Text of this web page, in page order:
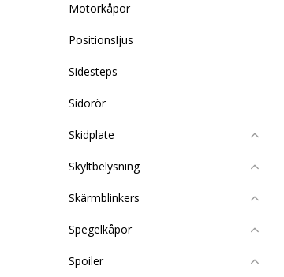
Motorkåpor
Positionsljus
Sidesteps
Sidorör
Skidplate
Skyltbelysning
Skärmblinkers
Spegelkåpor
Spoiler